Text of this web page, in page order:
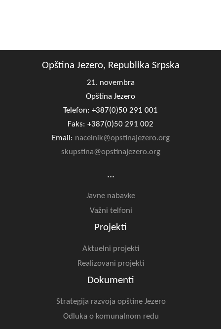
CIVILNA ZAŠTITA
KONTAKT
Opština Jezero, Republika Srpska
21. novembra
Opština Jezero
Telefon: +387(0)50 291 001
Faks: +387(0)50 291 002
Email: nacelnik@opstinajezero.org
skupstina@opstinajezero.org
...
Javne nabavke
Važni telfoni
Projekti
Aktuelni projekti
Realizovani projekti
Dokumenti
Strategija razvoja opštine Jezero
Odluka o komunalnom redu